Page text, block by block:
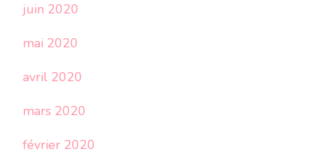
juin 2020
mai 2020
avril 2020
mars 2020
février 2020